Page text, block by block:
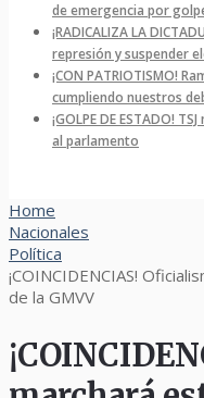
de emergencia por
¡RADICALIZA LA
represión y suspender
¡CON PATRIOTISMO!
cumpliendo nuestros
¡GOLPE DE ESTADO!
al parlamento
Home
Nacionales
Política
¡COINCIDENCIAS!
de la GMVV